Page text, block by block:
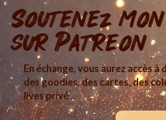
Soutenez
sur Patreon
En échange, vous aurez accès
des goodies, des cartes, des
lives privé ..